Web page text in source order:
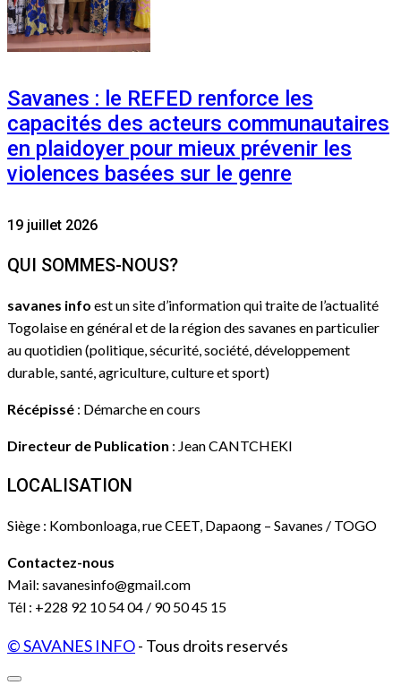
Savanes : le REFED renforce les
capacités des acteurs communautaires
en plaidoyer pour mieux prévenir les
violences basées sur le genre
19 juillet 2026
QUI SOMMES-NOUS?
savanes info est un site d’information qui traite de l’actualité
Togolaise en général et de la région des savanes en particulier
au quotidien (politique, sécurité, société, développement
durable, santé, agriculture, culture et sport)
Récépissé : Démarche en cours
Directeur de Publication : Jean CANTCHEKI
LOCALISATION
Siège : Kombonloaga, rue CEET, Dapaong – Savanes / TOGO
Contactez-nous
Mail: savanesinfo@gmail.com
Tél : +228 92 10 54 04 / 90 50 45 15
© SAVANES INFO- Tous droits reservés